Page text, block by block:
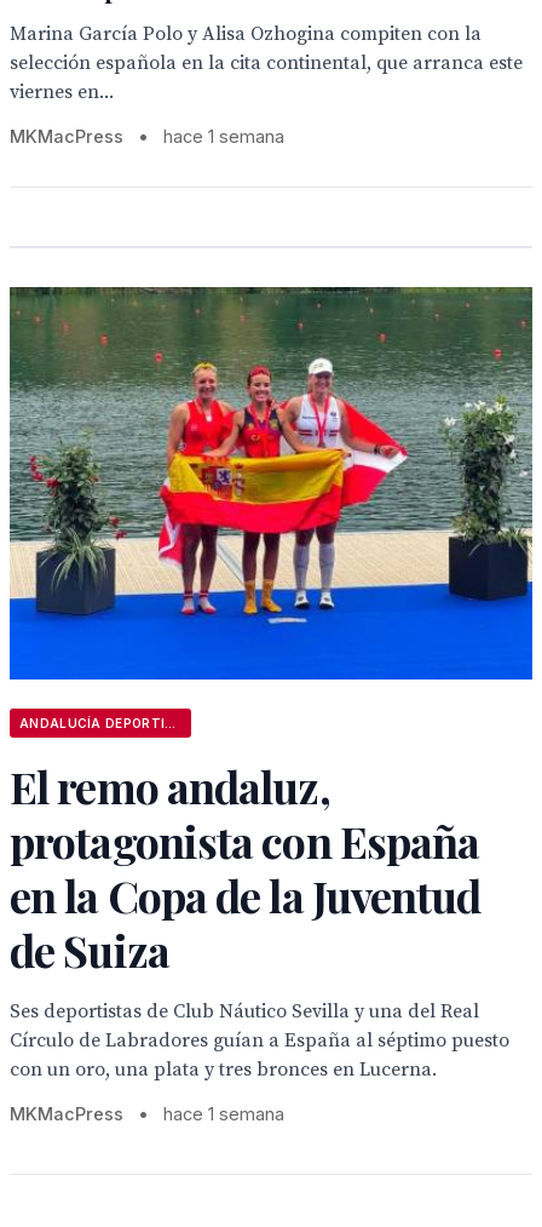
Marina García Polo y Alisa Ozhogina compiten con la
selección española en la cita continental, que arranca este
viernes en...
MKMacPress • hace 1 semana
El remo andaluz,
protagonista con España
en la Copa de la Juventud
de Suiza
Ses deportistas de Club Náutico Sevilla y una del Real
Círculo de Labradores guían a España al séptimo puesto
con un oro, una plata y tres bronces en Lucerna.
MKMacPress • hace 1 semana